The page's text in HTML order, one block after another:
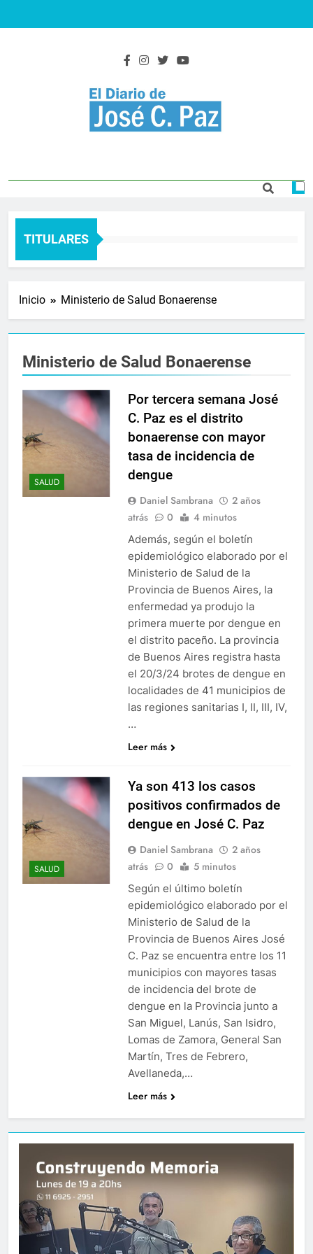
C. Paz
TITULARES
Inicio Ministerio de Salud Bonaerense
Ministerio de Salud Bonaerense
SALUD
Por tercera semana José
C. Paz es el distrito
bonaerense con mayor
tasa de incidencia de
dengue
Daniel Sambrana
2 años
atrás
0 4 minutos
Además, según el boletín
epidemiológico elaborado por el
Ministerio de Salud de la
Provincia de Buenos Aires, la
enfermedad ya produjo la
primera muerte por dengue en
el distrito paceño. La provincia
de Buenos Aires registra hasta
el 20/3/24 brotes de dengue en
localidades de 41 municipios de
las regiones sanitarias I, II, III, IV,
…
Leer más
SALUD
Ya son 413 los casos
positivos confirmados de
dengue en José C. Paz
Daniel Sambrana
2 años
atrás
0 5 minutos
Según el último boletín
epidemiológico elaborado por el
Ministerio de Salud de la
Provincia de Buenos Aires José
C. Paz se encuentra entre los 11
municipios con mayores tasas
de incidencia del brote de
dengue en la Provincia junto a
San Miguel, Lanús, San Isidro,
Lomas de Zamora, General San
Martín, Tres de Febrero,
Avellaneda,…
Leer más